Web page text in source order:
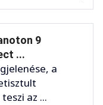
9
...
a
az ...